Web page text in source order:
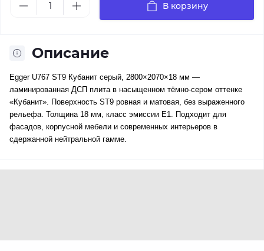
В корзину
Описание
Egger U767 ST9 Кубанит серый, 2800×2070×18 мм —
ламинированная ДСП плита в насыщенном тёмно-сером оттенке
«Кубанит». Поверхность ST9 ровная и матовая, без выраженного
рельефа. Толщина 18 мм, класс эмиссии E1. Подходит для
фасадов, корпусной мебели и современных интерьеров в
сдержанной нейтральной гамме.